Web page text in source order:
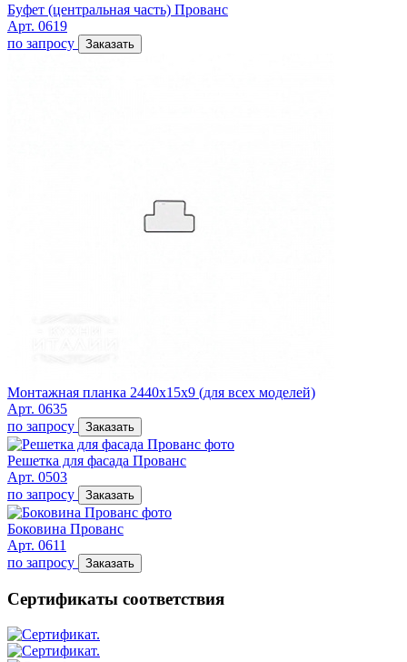
Буфет (центральная часть) Прованс
Арт. 0619
по запросу
Заказать
Монтажная планка 2440х15х9 (для всех моделей)
Арт. 0635
по запросу
Заказать
Решетка для фасада Прованс
Арт. 0503
по запросу
Заказать
Боковина Прованс
Арт. 0611
по запросу
Заказать
Сертификаты соответствия